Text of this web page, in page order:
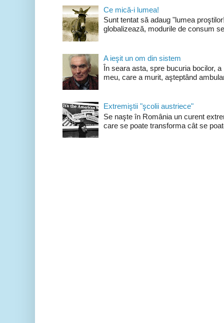
Ce mică-i lumea!
Sunt tentat să adaug "lumea
globalizează, modurile de consum
A ieşit un om din sistem
În seara asta, spre bucuria bocilor,
meu, care a murit, aşteptând
Extremiştii "şcolii austriece"
Se naşte în România un curent
care se poate transforma cât se